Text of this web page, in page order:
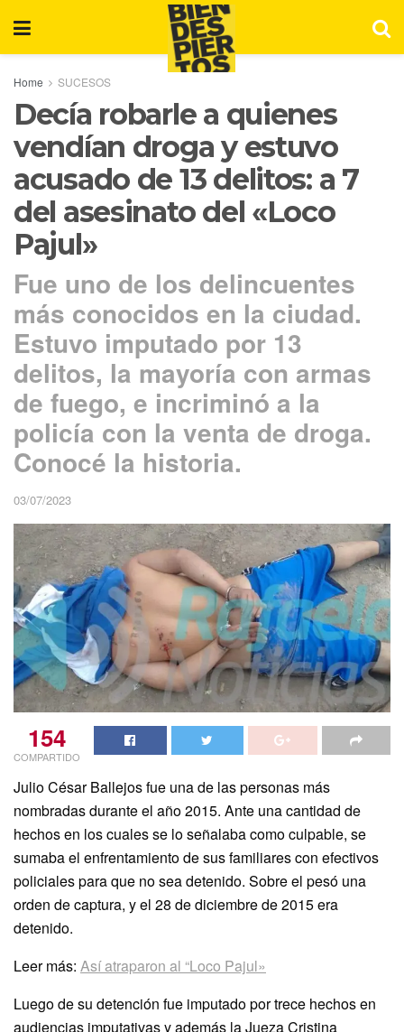
Home SUCESOS
Decía robarle a quienes
vendían droga y estuvo
acusado de 13 delitos: a 7
del asesinato del «Loco
Pajul»
Fue uno de los delincuentes
más conocidos en la ciudad.
Estuvo imputado por 13
delitos, la mayoría con armas
de fuego, e incriminó a la
policía con la venta de droga.
Conocé la historia.
03/07/2023
154
COMPARTIDO
Julio César Ballejos fue una de las personas más
nombradas durante el año 2015. Ante una cantidad de
hechos en los cuales se lo señalaba como culpable, se
sumaba el enfrentamiento de sus familiares con efectivos
policiales para que no sea detenido. Sobre el pesó una
orden de captura, y el 28 de diciembre de 2015 era
detenido.
Leer más: Así atraparon al “Loco Pajul»
Luego de su detención fue imputado por trece hechos en
audiencias imputativas y además la Jueza Cristina